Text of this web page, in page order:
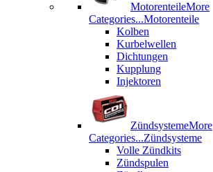
MotorenteileMore
Categories...Motorenteile
Kolben
Kurbelwellen
Dichtungen
Kupplung
Injektoren
ZündsystemeMore
Categories...Zündsysteme
Volle Zündkits
Zündspulen